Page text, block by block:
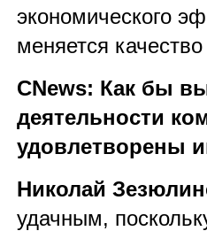
экономического
меняется
CNews: Как бы
деятельности
удовлетворены
Николай
удачным,